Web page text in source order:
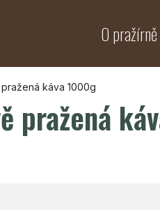
O pražírně
káva 1000g
pražená